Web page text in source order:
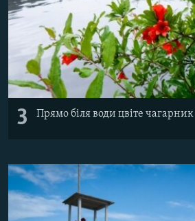
3 Прямо біля води цвіте чагарник